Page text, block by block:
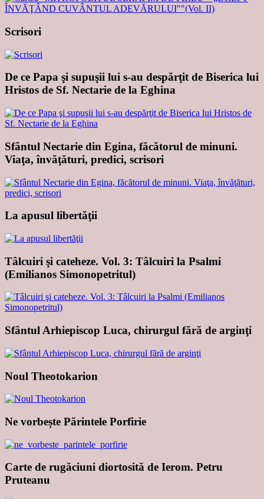
Scrisori
De ce Papa şi supuşii lui s-au despărţit de Biserica lui
Hristos de Sf. Nectarie de la Eghina
Sfântul Nectarie din Egina, făcătorul de minuni.
Viaţa, învăţături, predici, scrisori
La apusul libertăţii
Tâlcuiri şi cateheze. Vol. 3: Tâlcuiri la Psalmi
(Emilianos Simonopetritul)
Sfântul Arhiepiscop Luca, chirurgul fără de arginţi
Noul Theotokarion
Ne vorbește Părintele Porfirie
Carte de rugăciuni diortosită de Ierom. Petru
Pruteanu